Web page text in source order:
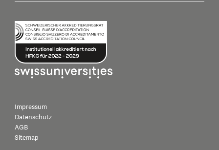
Impressum
Datenschutz
AGB
Sitemap